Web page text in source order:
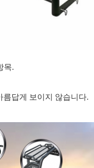
목.
름답게 보이지 않습니다.